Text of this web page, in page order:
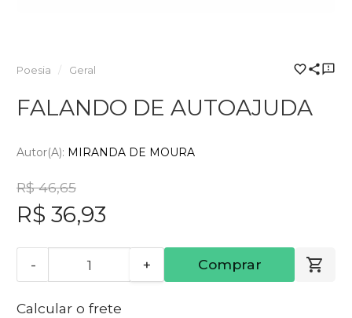
Poesia Geral
FALANDO DE AUTOAJUDA
Autor(a): MIRANDA DE MOURA
R$ 46,65
R$ 36,93
- + Comprar
Calcular o frete